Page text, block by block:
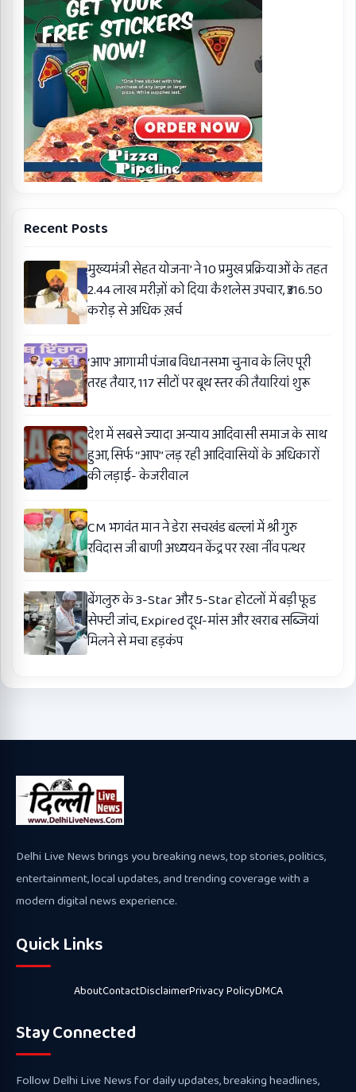
Recent Posts
मुख्यमंत्री सेहत योजना’ ने 10 प्रमुख प्रक्रियाओं के तहत
2.44 लाख मरीज़ों को दिया कैशलेस उपचार, ₹316.50
करोड़ से अधिक ख़र्च
‘आप’ आगामी पंजाब विधानसभा चुनाव के लिए पूरी
तरह तैयार, 117 सीटों पर बूथ स्तर की तैयारियां शुरू
देश में सबसे ज्यादा अन्याय आदिवासी समाज के साथ
हुआ, सिर्फ ‘‘आप’’ लड़ रही आदिवासियों के अधिकारों
की लड़ाई- केजरीवाल
CM भगवंत मान ने डेरा सचखंड बल्लां में श्री गुरु
रविदास जी बाणी अध्ययन केंद्र पर रखा नींव पत्थर
बेंगलुरु के 3-Star और 5-Star होटलों में बड़ी फूड
सेफ्टी जांच, Expired दूध-मांस और खराब सब्जियां
मिलने से मचा हड़कंप
Delhi Live News brings you breaking news, top stories, politics,
entertainment, local updates, and trending coverage with a
modern digital news experience.
Quick Links
AboutContactDisclaimerPrivacy PolicyDMCA
Stay Connected
Follow Delhi Live News for daily updates, breaking headlines,